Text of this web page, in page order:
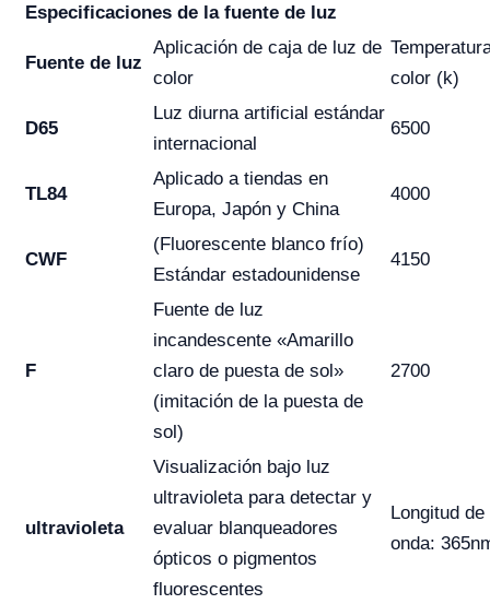
Especificaciones de la fuente de luz
Fuente de luz
Aplicación de caja de luz de
color
color (k)
D65
Luz diurna artificial estándar
internacional
6500
TL84
Aplicado a tiendas en
Europa, Japón y China
4000
CWF
(Fluorescente blanco frío)
Estándar estadounidense
4150
F
Fuente de luz
incandescente «Amarillo
claro de puesta de sol»
(imitación de la puesta de
sol)
2700
ultravioleta
Visualización bajo luz
ultravioleta para detectar y
evaluar blanqueadores
ópticos o pigmentos
fluorescentes
Longitud de
onda: